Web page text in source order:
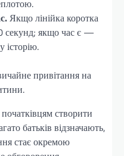
Якщо лінійка коротка
секунд; якщо час є —
історію.
привітання на
створити
батьків відзначають,
стає окремою